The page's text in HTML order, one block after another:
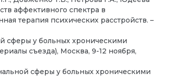
аффективного спектра в
терапия психических расстройств. –
сферы у больных хроническими
съезда), Москва, 9-12 ноября,
сферы у больных хроническими